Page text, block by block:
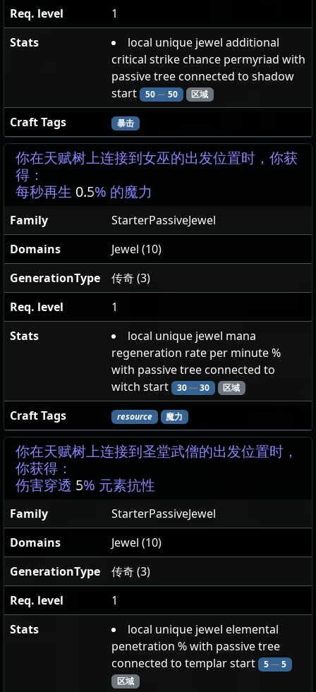
Req. level
1
Stats
local unique jewel additional
critical strike chance permyriad with
passive tree connected to shadow
start
50—50 区域
Craft Tags 暴击
你在天赋树上连接到女巫的出发位置时，你获
得：
每秒再生 0.5% 的魔力
Family
StarterPassiveJewel
Domains
Jewel (10)
GenerationType
传奇 (3)
Req. level
1
Stats
local unique jewel mana
regeneration rate per minute %
with passive tree connected to
witch start
30—30 区域
Craft Tags resource 魔力
你在天赋树上连接到圣堂武僧的出发位置时，
你获得：
伤害穿透 5% 元素抗性
Family
StarterPassiveJewel
Domains
Jewel (10)
GenerationType
传奇 (3)
Req. level
1
Stats
local unique jewel elemental
penetration % with passive tree
connected to templar start
5—5
区域